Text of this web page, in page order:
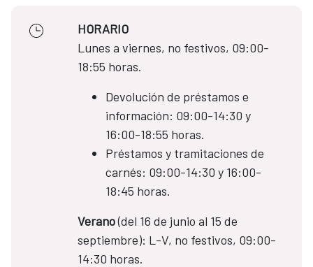
HORARIO
Lunes a viernes, no festivos, 09:00-
18:55 horas.
Devolución de préstamos e
información: 09:00-14:30 y
16:00-18:55 horas.
Préstamos y tramitaciones de
carnés: 09:00-14:30 y 16:00-
18:45 horas.
Verano(del 16 de junio al 15 de
septiembre): L-V, no festivos, 09:00-
14:30 horas.